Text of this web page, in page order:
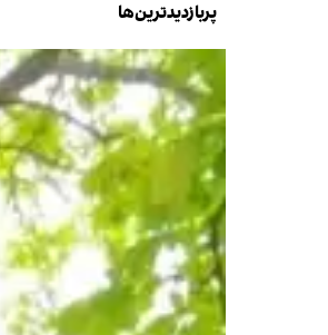
پربازدیدترین‌ها